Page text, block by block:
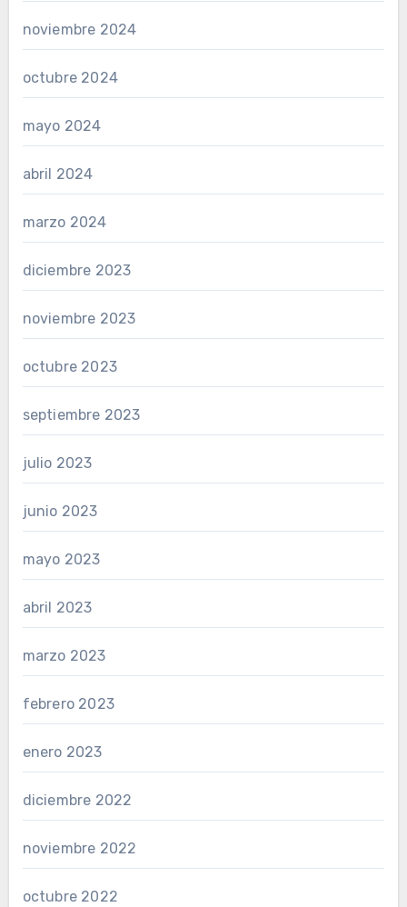
noviembre 2024
octubre 2024
mayo 2024
abril 2024
marzo 2024
diciembre 2023
noviembre 2023
octubre 2023
septiembre 2023
julio 2023
junio 2023
mayo 2023
abril 2023
marzo 2023
febrero 2023
enero 2023
diciembre 2022
noviembre 2022
octubre 2022